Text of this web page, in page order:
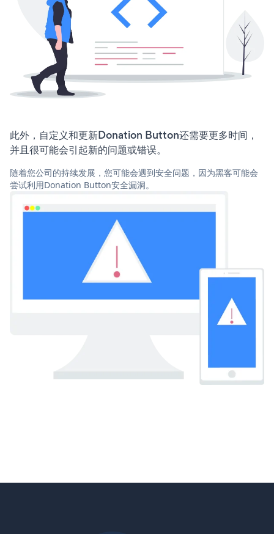
此外，自定义和更新Donation Button还需要更多时间，
并且很可能会引起新的问题或错误。
随着您公司的持续发展，您可能会遇到安全问题，因为黑客可能会
尝试利用Donation Button安全漏洞。